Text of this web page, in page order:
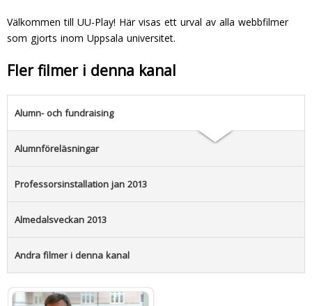
Välkommen till UU-Play! Här visas ett urval av alla webbfilmer
som gjorts inom Uppsala universitet.
Fler filmer i denna kanal
Alumn- och fundraising
Alumnföreläsningar
Professorsinstallation jan 2013
Almedalsveckan 2013
Andra filmer i denna kanal